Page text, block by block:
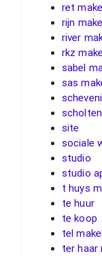
ret
rijn
river
rkz
sabel
sas
site
sociale
studio
studio
t huys
te huur
te koop
tel
ter haar